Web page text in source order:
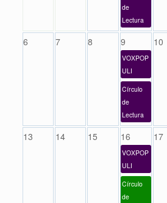
de
Lectura
6 7 8 9
VOXPOP
ULI
Círculo
de
Lectura
10
13 14 15 16
VOXPOP
ULI
Círculo
de
17